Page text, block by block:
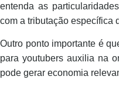
entenda as
com a tributação específica
Outro ponto importante é
para youtubers auxilia na
pode gerar economia